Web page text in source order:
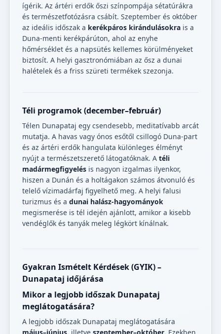
ígérik. Az ártéri erdők őszi színpompája sétatúrákra
és természetfotózásra csábít. Szeptember és október
az ideális időszak a kerékpáros kirándulásokra is a
Duna-menti kerékpárúton, ahol az enyhe
hőmérséklet és a napsütés kellemes körülményeket
biztosít. A helyi gasztronómiában az ősz a dunai
halételek és a friss szüreti termékek szezonja.
Téli programok (december–február)
Télen Dunapataj egy csendesebb, meditatívabb arcát
mutatja. A havas vagy ónos esőtől csillogó Duna-part
és az ártéri erdők hangulata különleges élményt
nyújt a természetszerető látogatóknak. A téli
madármegfigyelés is nagyon izgalmas ilyenkor,
hiszen a Dunán és a holtágakon számos átvonuló és
telelő vízimadárfaj figyelhető meg. A helyi falusi
turizmus és a dunai halász-hagyományok
megismerése is tél idején ajánlott, amikor a kisebb
vendéglők és tanyák meleg légkört kínálnak.
Gyakran Ismételt Kérdések (GYIK) –
Dunapataj időjárása
Mikor a legjobb időszak Dunapataj
meglátogatására?
A legjobb időszak Dunapataj meglátogatására
május–június, illetve szeptember–október. Ezekben